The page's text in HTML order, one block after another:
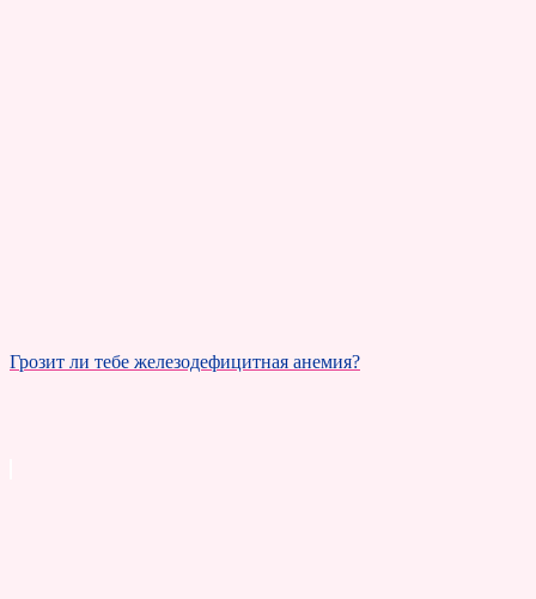
Грозит ли тебе железодефицитная анемия?